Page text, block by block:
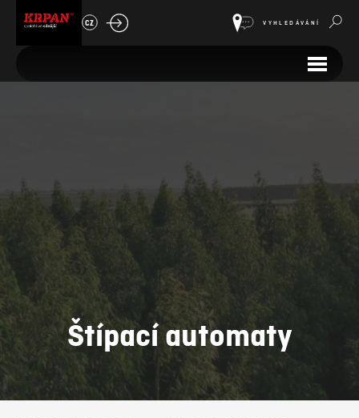
CZ VYHLEDÁVÁNÍ
Štípací automaty